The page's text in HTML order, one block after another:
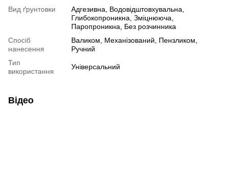
Вид ґрунтовки
Адгезивна, Водовідштовхувальна,
Глибокопроникна, Зміцнююча,
Паропроникна, Без розчинника
Спосіб
нанесення
Валиком, Механізований, Пензликом,
Ручний
Тип
використання
Універсальний
Відео